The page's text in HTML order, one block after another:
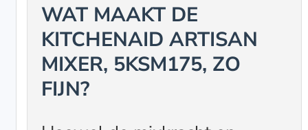
WAT MAAKT DE
KITCHENAID ARTISAN
MIXER, 5KSM175, ZO
FIJN?